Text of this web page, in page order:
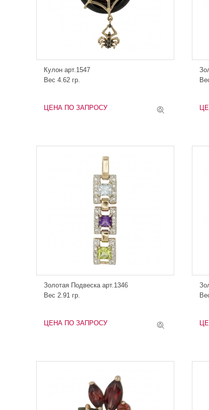
Кулон арт.1547
Вес 4.62 гр.
ЦЕНА ПО ЗАПРОСУ
Золотая Подвеска арт.1346
Вес 2.91 гр.
ЦЕНА ПО ЗАПРОСУ